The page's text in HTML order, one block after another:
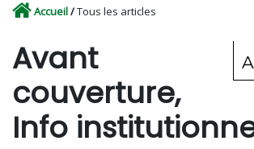
Accueil/Tous les articles
Avant
couverture,
Info